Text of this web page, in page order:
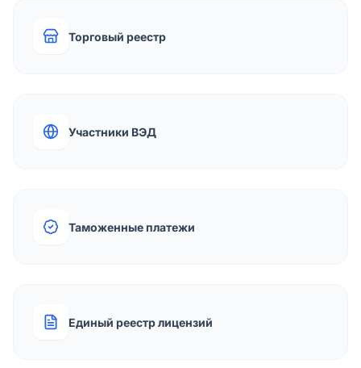
Торговый реестр
Участники ВЭД
Таможенные платежи
Единый реестр лицензий